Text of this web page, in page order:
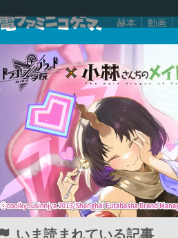
赫本 動画
いま読まれている記事